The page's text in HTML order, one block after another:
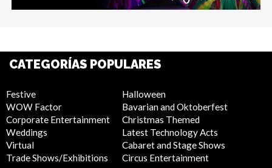
CATEGORÍAS POPULARES
Festive
WOW Factor
Corporate Entertainment
Weddings
Virtual
Trade Shows/Exhibitions
Halloween
Bavarian and Oktoberfest
Christmas Themed
Latest Technology Acts
Cabaret and Stage Shows
Circus Entertainment